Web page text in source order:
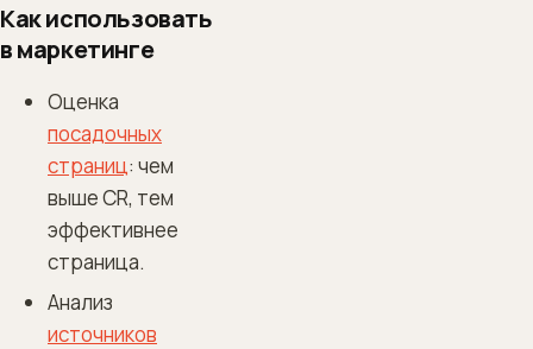
Как использовать
в маркетинге
Оценка
посадочных
страниц: чем
выше CR, тем
эффективнее
страница.
Анализ
источников